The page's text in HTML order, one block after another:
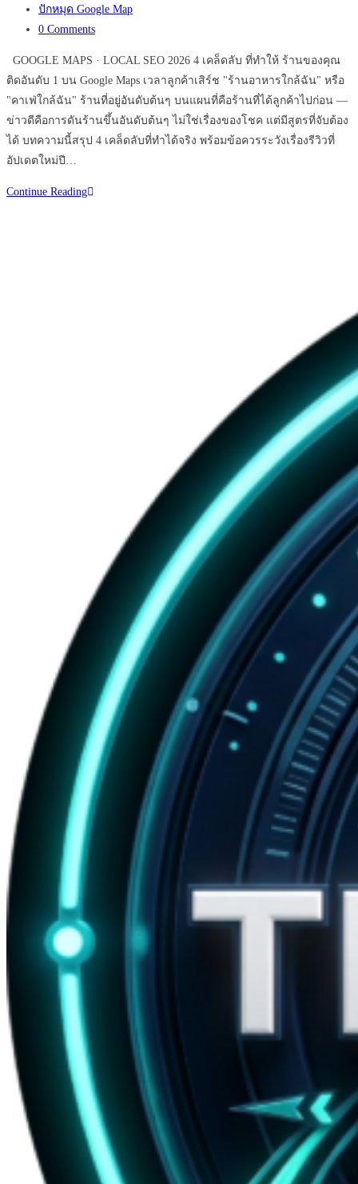
ไม่
published:
Post
category:
ปักหมุด Google Map
Post
0 Comments
GOOGLE MAPS · LOCAL SEO 2026 4 เคล็ดลับ ที่ทำให้ ร้านของคุณ
ติดอันดับ 1 บน Google Maps เวลาลูกค้าเสิร์ช "ร้านอาหารใกล้ฉัน" หรือ
"คาเฟ่ใกล้ฉัน" ร้านที่อยู่อันดับต้นๆ บนแผนที่คือร้านที่ได้ลูกค้าไปก่อน —
ข่าวดีคือการดันร้านขึ้นอันดับต้นๆ ไม่ใช่เรื่องของโชค แต่มีสูตรที่จับต้อง
ได้ บทความนี้สรุป 4 เคล็ดลับที่ทำได้จริง พร้อมข้อควรระวังเรื่องรีวิวที่
อัปเดตใหม่ปี…
Continue Reading4